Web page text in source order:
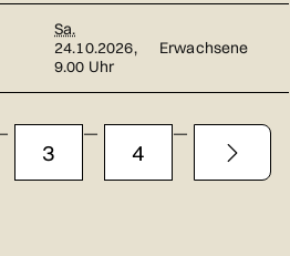
Sa.
24.10.2026,
9.00 Uhr
Erwachsene
3 4